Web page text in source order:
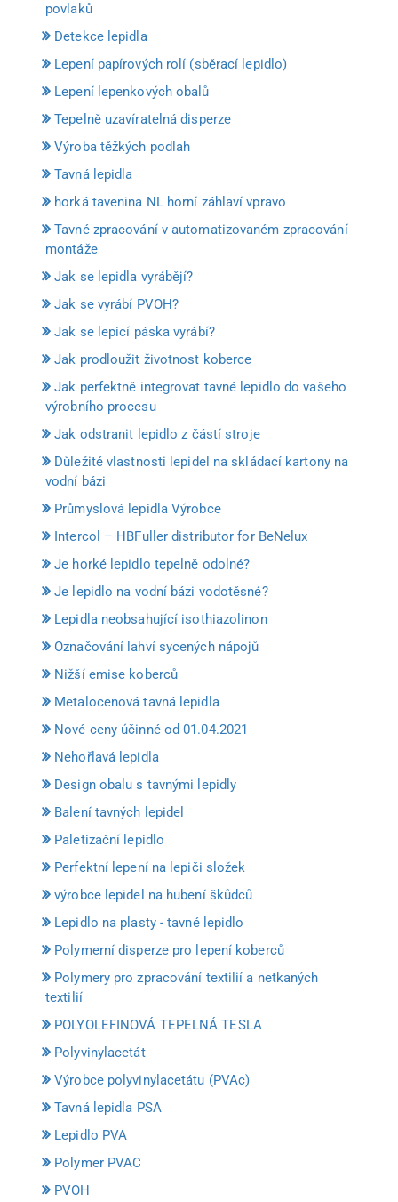
povlaků
Detekce lepidla
Lepení papírových rolí (sběrací lepidlo)
Lepení lepenkových obalů
Tepelně uzavíratelná disperze
Výroba těžkých podlah
Tavná lepidla
horká tavenina NL horní záhlaví vpravo
Tavné zpracování v automatizovaném zpracování
montáže
Jak se lepidla vyrábějí?
Jak se vyrábí PVOH?
Jak se lepicí páska vyrábí?
Jak prodloužit životnost koberce
Jak perfektně integrovat tavné lepidlo do vašeho
výrobního procesu
Jak odstranit lepidlo z částí stroje
Důležité vlastnosti lepidel na skládací kartony na
vodní bázi
Průmyslová lepidla Výrobce
Intercol – HBFuller distributor for BeNelux
Je horké lepidlo tepelně odolné?
Je lepidlo na vodní bázi vodotěsné?
Lepidla neobsahující isothiazolinon
Označování lahví sycených nápojů
Nižší emise koberců
Metalocenová tavná lepidla
Nové ceny účinné od 01.04.2021
Nehořlavá lepidla
Design obalu s tavnými lepidly
Balení tavných lepidel
Paletizační lepidlo
Perfektní lepení na lepiči složek
výrobce lepidel na hubení škůdců
Lepidlo na plasty - tavné lepidlo
Polymerní disperze pro lepení koberců
Polymery pro zpracování textilií a netkaných
textilií
POLYOLEFINOVÁ TEPELNÁ TESLA
Polyvinylacetát
Výrobce polyvinylacetátu (PVAc)
Tavná lepidla PSA
Lepidlo PVA
Polymer PVAC
PVOH